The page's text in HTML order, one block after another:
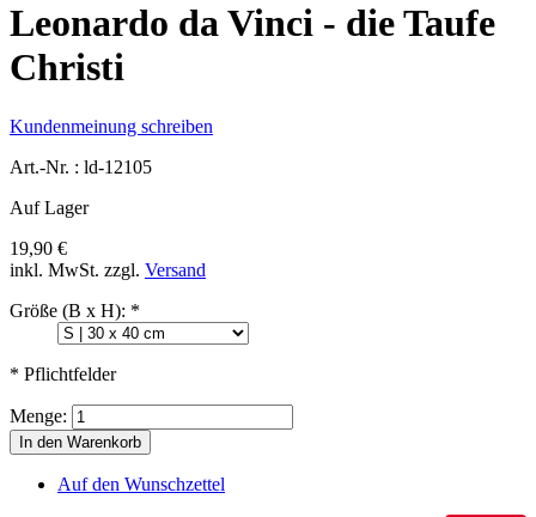
Leonardo da Vinci - die Taufe
Christi
Kundenmeinung schreiben
Art.-Nr. : ld-12105
Auf Lager
19,90 €
inkl. MwSt. zzgl. Versand
Größe (B x H): *
* Pflichtfelder
Menge:
In den Warenkorb
Auf den Wunschzettel